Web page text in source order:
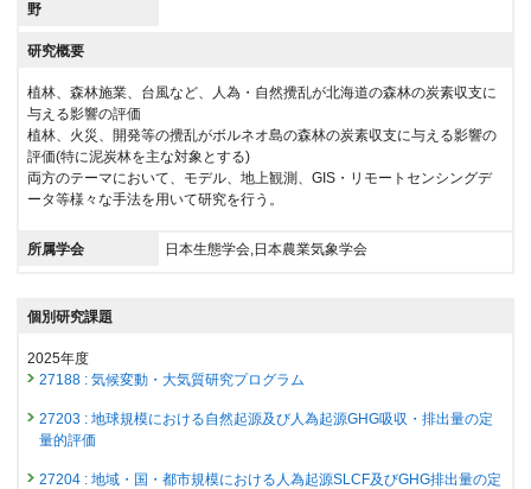
野
研究概要
植林、森林施業、台風など、人為・自然攪乱が北海道の森林の炭素収支に
与える影響の評価
植林、火災、開発等の攪乱がボルネオ島の森林の炭素収支に与える影響の
評価(特に泥炭林を主な対象とする)
両方のテーマにおいて、モデル、地上観測、GIS・リモートセンシングデ
ータ等様々な手法を用いて研究を行う。
所属学会 日本生態学会,日本農業気象学会
個別研究課題
2025年度
27188 : 気候変動・大気質研究プログラム
27203 : 地球規模における自然起源及び人為起源GHG吸収・排出量の定
量的評価
27204 : 地域・国・都市規模における人為起源SLCF及びGHG排出量の定